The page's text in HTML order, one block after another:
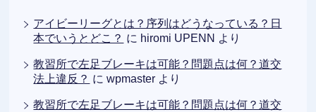
アイビーリーグとは？序列はどうなっている？日
本でいうとどこ？ に hiromi UPENN より
教習所で左足ブレーキは可能？問題点は何？道交
法上違反？ にwpmaster より
教習所で左足ブレーキは可能？問題点は何？道交